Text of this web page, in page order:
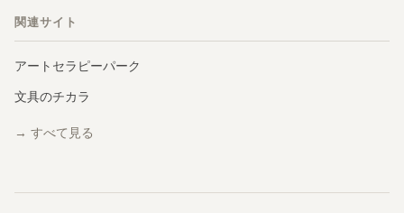
関連サイト
アートセラピーパーク
文具のチカラ
→ すべて見る